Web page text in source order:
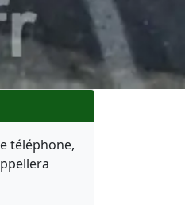
téléphone,